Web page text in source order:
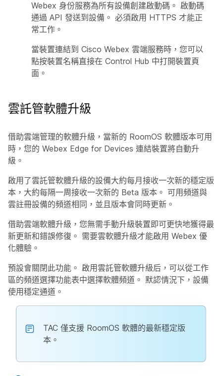
Webex 身份服務為所有設備創建啟動碼。 啟動碼
通過 API 發送到設備。 必須啟用 HTTPS 才能正
常工作。
當裝置連結到 Cisco Webex 雲端服務時，您可以
點按裝置名稱直接在 Control Hub 中打開裝置頁
面。
雲託管軟體升級
借助雲端管理的軟體升級，當新的 RoomOS 軟體版本可用
時，您的 Webex Edge for Devices 連結裝置將自動升
級。
啟用了雲託管軟體升級的設備大約每月接收一次新的穩定版
本，大約每隔一周接收一次新的 Beta 版本。 可用頻道與
雲註冊設備的頻道相同，並且版本會同時更新。
借助雲端軟體升級，您無需手動升級裝置即可更快地獲得最
新更新和錯誤修復。 需要雲軟體升級才能啟用 Webex 優
化體驗。
預設會關閉此功能。 啟用雲託管軟體升級后，可以從工作
區的頻道選擇功能表中選擇軟體頻道。 默認情況下，設備
使用穩定通道。
TAC 僅支援 RoomOS 軟體的最新穩定版
本。